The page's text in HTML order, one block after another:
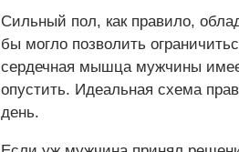
Сильный пол, как правило,
бы могло позволить
сердечная мышца мужчины
опустить. Идеальная схема
день.